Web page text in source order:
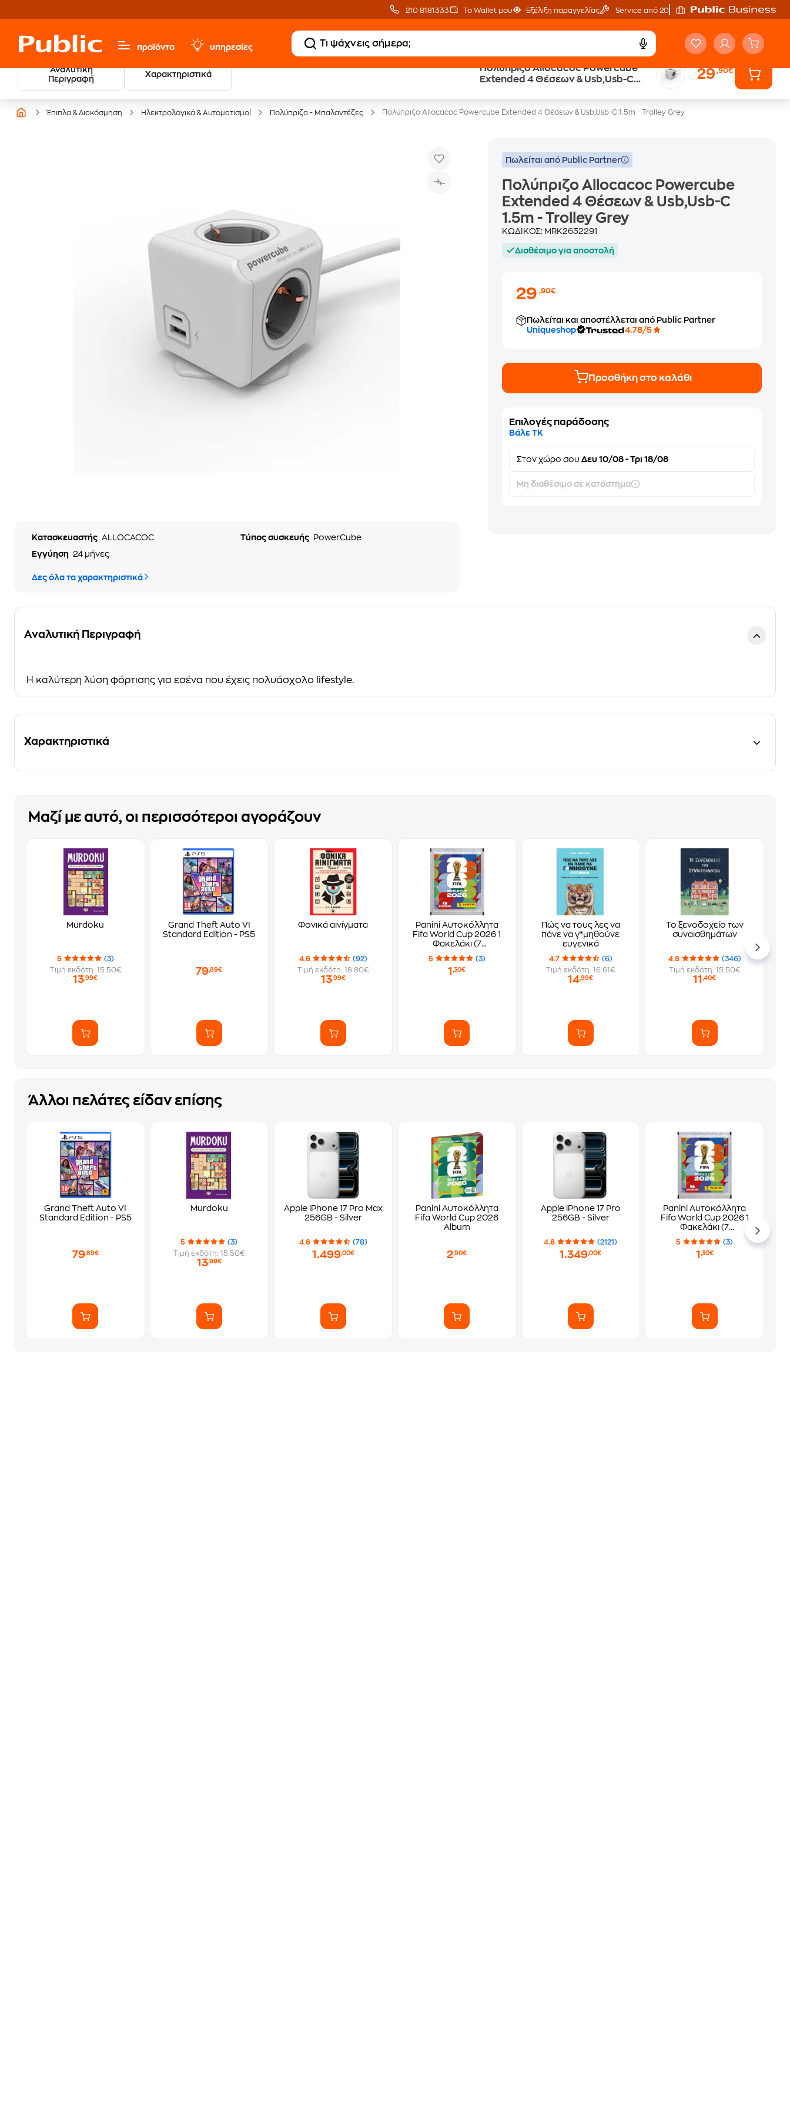
210 8181333 Το Wallet μου Εξέλιξη παραγγελίας Service από 20'
προϊόντα υπηρεσίες
Αναλυτική
Περιγραφή
Χαρακτηριστικά
Πολύπριζο Allocacoc Powercube
Extended 4 Θέσεων & Usb,Usb-C
29,90€
Έπιπλα & Διακόσμηση Ηλεκτρολογικά & Αυτοματισμοί Πολύπριζα - Μπαλαντέζες Πολύπριζο Allocacoc Powercube Extended 4 Θέσεων & Usb,Usb-C 1.5m - Trolley Grey
Κατασκευαστής ALLOCACOC Τύπος συσκευής
PowerCube
Εγγύηση 24 μήνες
Δες όλα τα χαρακτηριστικά
Πωλείται από Public Partner
Πολύπριζο Allocacoc Powercube
Extended 4 Θέσεων & Usb,Usb-C
1.5m - Trolley Grey
ΚΩΔΙΚΟΣ: MRK2632291
Διαθέσιμο για αποστολή
29,90€
Πωλείται και αποστέλλεται από Public Partner
Uniqueshop
4.78/5
Προσθήκη στο καλάθι
Επιλογές παράδοσης
Βάλε ΤΚ
Στονχώρο σου Δευ 10/08 - Τρι 18/08
Μη διαθέσιμο σε κατάστημα
Αναλυτική Περιγραφή
Η καλύτερη λύση φόρτισης για εσένα που έχεις πολυάσχολο lifestyle.
Χαρακτηριστικά
Μαζί με αυτό, οι περισσότεροι αγοράζουν
Murdoku
5
(3)
Τιμή εκδότη: 15.50€
13,99€
Grand Theft Auto VI
Standard Edition - PS5
79,89€
Φονικά αινίγματα
4.6
(92)
Τιμή εκδότη: 18.80€
13,99€
Panini Αυτοκόλλητα
Fifa World Cup 2026 1
Φακελάκι (7
Αυτοκόλλητα)
5 (3)
1,30€
Πώς να τους λες να
πάνε να γ*μηθούνε
ευγενικά
4.7
(6)
Τιμή εκδότη: 16.61€
14,99€
Το ξενοδοχείο των
συναισθημάτων
4.8
(346)
Τιμή εκδότη: 15.50€
11,40€
Άλλοι πελάτες είδαν επίσης
Grand Theft Auto VI
Standard Edition - PS5
79,89€
Murdoku
5
(3)
Τιμή εκδότη: 15.50€
13,99€
Apple iPhone 17 Pro Max
256GB - Silver
4.6 (78)
1.499,00€
Panini Αυτοκόλλητα
Fifa World Cup 2026
Album
2,90€
Apple iPhone 17 Pro
256GB - Silver
4.8 (2121)
1.349,00€
Panini Αυτοκόλλητα
Fifa World Cup 2026 1
Φακελάκι (7
Αυτοκόλλητα)
5 (3)
1 ,30€